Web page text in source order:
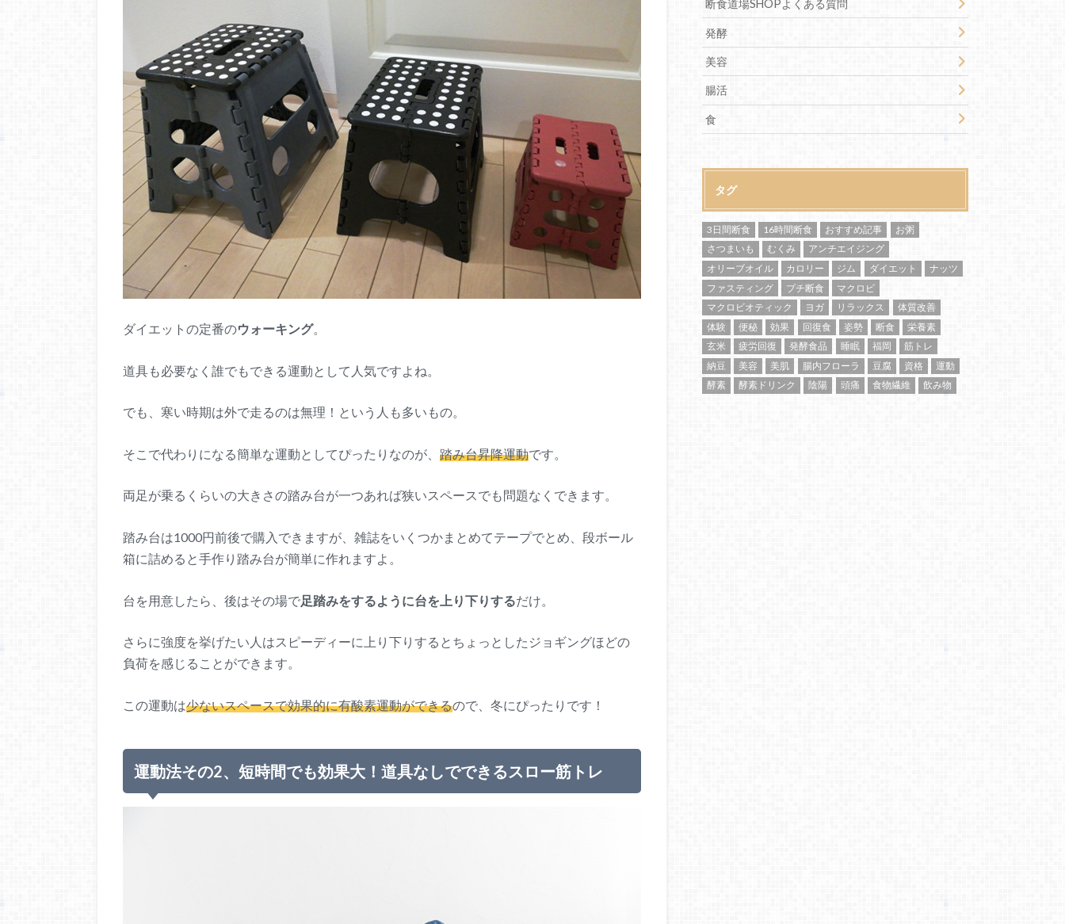
ダイエットの定番のウォーキング。
道具も必要なく誰でもできる運動として人気ですよね。
でも、寒い時期は外で走るのは無理！という人も多いもの。
そこで代わりになる簡単な運動としてぴったりなのが、 踏み台昇降運動です。
両足が乗るくらいの大きさの踏み台が一つあれば狭いスペースでも問題なくできます。
踏み台は1000円前後で購入できますが、雑誌をいくつかまとめてテープでとめ、段ボール
箱に詰めると手作り踏み台が簡単に作れますよ。
台を用意したら、後はその場で足踏みをするように台を上り下りするだけ。
さらに強度を挙げたい人はスピーディーに上り下りするとちょっとしたジョギングほどの
負荷を感じることができます。
この運動は少ないスペースで効果的に有酸素運動ができるので、冬にぴったりです！
運動法その2、短時間でも効果大！道具なしでできるスロー筋トレ
断食道場SHOPよくある質問
発酵
美容
腸活
食
タグ
3日間断食 16時間断食 おすすめ記事
お粥
さつまいも
むくみ
アンチエイジング
オリーブオイル
カロリー ジム ダイエット
ナッツ
ファスティング
プチ断食
マクロビ
マクロビオティック
ヨガ リラックス
体質改善
体験
便秘 効果 回復食 姿勢 断食
栄養素
玄米
疲労回復 発酵食品 睡眠 福岡
筋トレ
納豆
美容 美肌 腸内フローラ 豆腐 資格
運動
酵素
酵素ドリンク 陰陽 頭痛 食物繊維 飲み物